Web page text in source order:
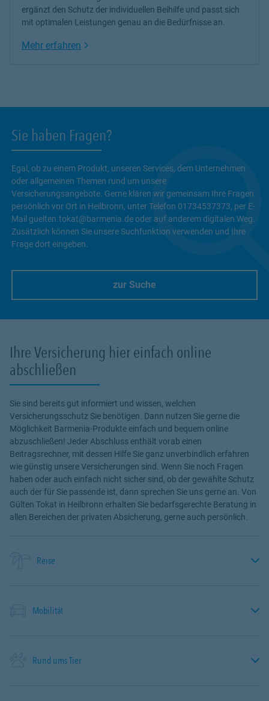
ergänzt den Schutz der individuellen Beihilfe und passt sich
mit optimalen Leistungen genau an die Bedürfnisse an.
Mehr erfahren Link Opens in New Tab
Sie haben Fragen?
Egal, ob zu einem Produkt, unseren Services, dem Unternehmen
oder allgemeinen Themen rund um unsere
Versicherungsangebote. Gerne klären wir gemeinsam Ihre Fragen
persönlich vor Ort in Heilbronn, unter Telefon 01734537373, per E-
Mail guelten.tokat@barmenia.de oder auf anderem digitalen Weg.
Zusätzlich können Sie unsere Suchfunktion verwenden und Ihre
Frage dort eingeben.
zur Suche
Ihre Versicherung hier einfach online
abschließen
Sie sind bereits gut informiert und wissen, welchen
Versicherungsschutz Sie benötigen. Dann nutzen Sie gerne die
Möglichkeit Barmenia-Produkte einfach und bequem online
abzuschließen! Jeder Abschluss enthält vorab einen
Beitragsrechner, mit dessen Hilfe Sie ganz unverbindlich erfahren
wie günstig unsere Versicherungen sind. Wenn Sie noch Fragen
haben oder auch einfach nicht sicher sind, ob der gewählte Schutz
auch der für Sie passende ist, dann sprechen Sie uns gerne an. Von
Gülten Tokat in Heilbronn erhalten Sie bedarfsgerechte Beratung in
allen Bereichen der privaten Absicherung, gerne auch persönlich.
Reise
Mobilität
Rund ums Tier